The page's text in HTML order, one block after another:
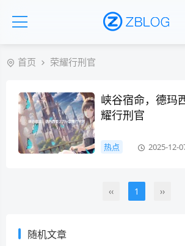
首页 荣耀行刑官
峡谷宿命，德玛
耀行刑官
热点 2025-12-
‹‹ 1 ››
随机文章